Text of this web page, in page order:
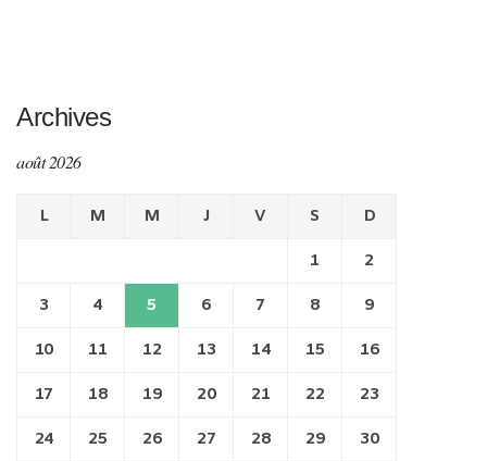
Archives
août 2026
L M M J V S D
1 2
3 4 5 6 7 8 9
10 11 12 13 14 15 16
17 18 19 20 21 22 23
24 25 26 27 28 29 30